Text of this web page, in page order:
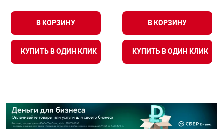
В КОРЗИНУ
КУПИТЬ В ОДИН КЛИК
В КОРЗИНУ
КУПИТЬ В ОДИН КЛИК